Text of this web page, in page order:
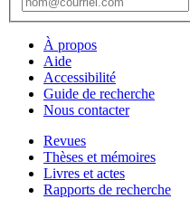
À propos
Aide
Accessibilité
Guide de recherche
Nous contacter
Revues
Thèses et mémoires
Livres et actes
Rapports de recherche